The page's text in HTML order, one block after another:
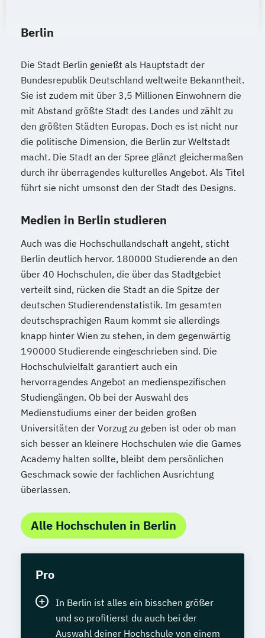
Berlin
Die Stadt Berlin genießt als Hauptstadt der
Bundesrepublik Deutschland weltweite Bekanntheit.
Sie ist zudem mit über 3,5 Millionen Einwohnern die
mit Abstand größte Stadt des Landes und zählt zu
den größten Städten Europas. Doch es ist nicht nur
die politische Dimension, die Berlin zur Weltstadt
macht. Die Stadt an der Spree glänzt gleichermaßen
durch ihr überragendes kulturelles Angebot. Als Titel
führt sie nicht umsonst den der Stadt des Designs.
Medien in Berlin studieren
Auch was die Hochschullandschaft angeht, sticht
Berlin deutlich hervor. 180000 Studierende an den
über 40 Hochschulen, die über das Stadtgebiet
verteilt sind, rücken die Stadt an die Spitze der
deutschen Studierendenstatistik. Im gesamten
deutschsprachigen Raum kommt sie allerdings
knapp hinter Wien zu stehen, in dem gegenwärtig
190000 Studierende eingeschrieben sind. Die
Hochschulvielfalt garantiert auch ein
hervorragendes Angebot an medienspezifischen
Studiengängen. Ob bei der Auswahl des
Medienstudiums einer der beiden großen
Universitäten der Vorzug zu geben ist oder ob man
sich besser an kleinere Hochschulen wie die Games
Academy halten sollte, bleibt dem persönlichen
Geschmack sowie der fachlichen Ausrichtung
überlassen.
Alle Hochschulen in Berlin
Pro
In Berlin ist alles ein bisschen größer
und so profitierst du auch bei der
Auswahl deiner Hochschule von einem